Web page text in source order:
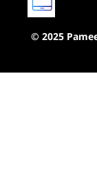
© 2025